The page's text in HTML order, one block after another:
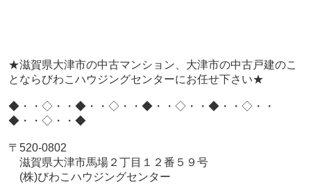
★滋賀県大津市の中古マンション、大津市の中古戸建のこ
とならびわこハウジングセンターにお任せ下さい★
◆・・◇・・◆・・◇・・◆・・◇・・◆・・◇・・
◆・・◇・・◆
〒520-0802
滋賀県大津市馬場２丁目１２番５９号
(株)びわこハウジングセンター